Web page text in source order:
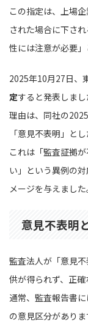
この指定は、上場
された場合に下さ
性には注意が必要」
2025年10月27日、
定すると発表しまし
理由は、同社の
「意見不表明」とし
これは「監査証拠
い」という異例の
メージを与えました
意見不表明
監査法人が「意見
供が得られず、正確
通常、監査報告書
の意見区分があり